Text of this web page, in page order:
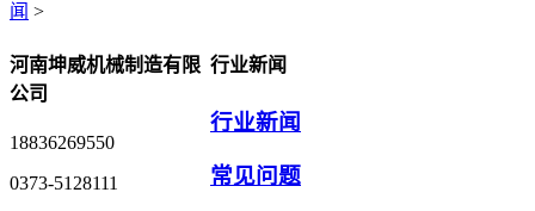
闻 >
行业新闻
行业新闻
常见问题
河南坤威机械制造有限
公司
18836269550
0373-5128111